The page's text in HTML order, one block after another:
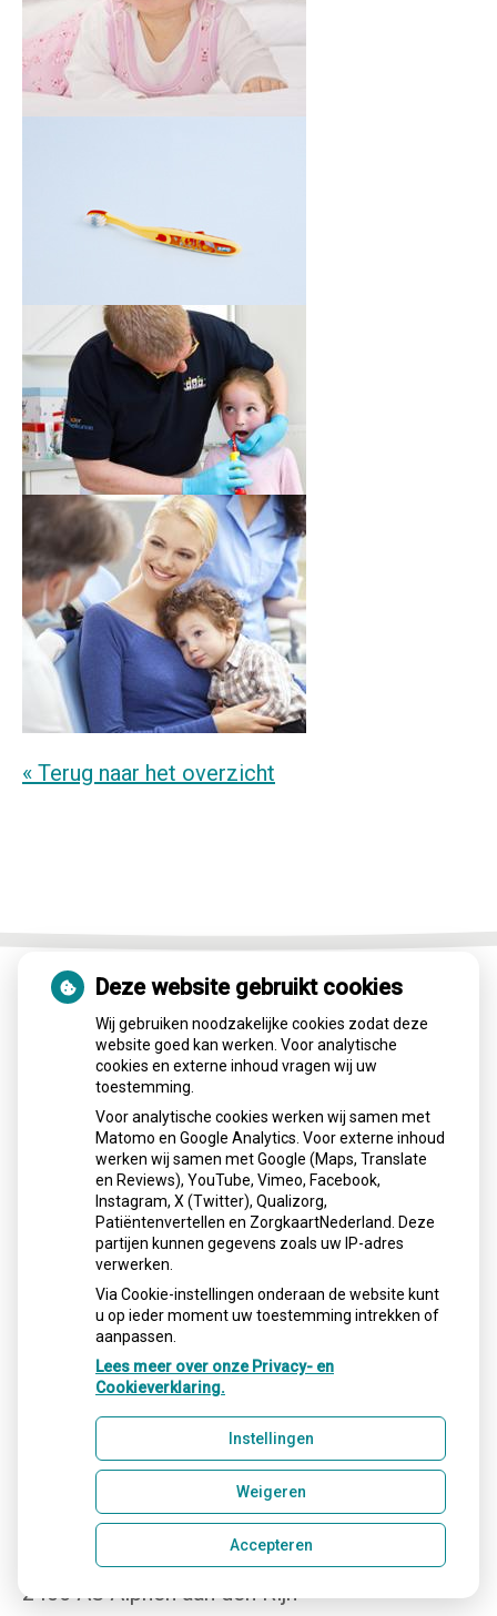
« Terug naar het overzicht
Aangesloten bij:
Adresgegevens
Da Costastraat 13
2406 AS Alphen aan den Rijn
Deze website gebruikt cookies
Wij gebruiken noodzakelijke cookies zodat deze
website goed kan werken. Voor analytische
cookies en externe inhoud vragen wij uw
toestemming.
Voor analytische cookies werken wij samen met
Matomo en Google Analytics. Voor externe inhoud
werken wij samen met Google (Maps, Translate
en Reviews), YouTube, Vimeo, Facebook,
Instagram, X (Twitter), Qualizorg,
Patiëntenvertellen en ZorgkaartNederland. Deze
partijen kunnen gegevens zoals uw IP-adres
verwerken.
Via Cookie-instellingen onderaan de website kunt
u op ieder moment uw toestemming intrekken of
aanpassen.
Lees meer over onze Privacy- en
Cookieverklaring.
Instellingen
Weigeren
Accepteren